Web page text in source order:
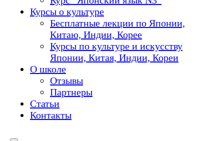
Курсы о культуре
Бесплатные лекции по Японии,
Китаю, Индии, Корее
Курсы по культуре и искусству
Японии, Китая, Индии, Кореи
О школе
Отзывы
Партнеры
Статьи
Контакты